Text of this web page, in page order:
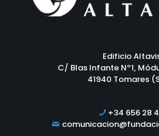
Edificio
C/ Blas Infante Nº1,
41940 Tomares
+34 656 28